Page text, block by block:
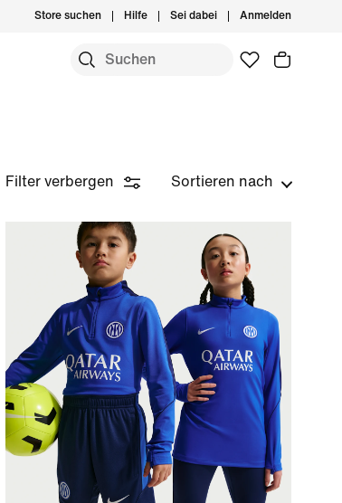
Store suchen Hilfe Sei dabei Anmelden
Filter verbergen Sortieren nach